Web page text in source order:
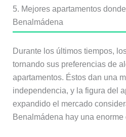
5. Mejores apartamentos
Benalmádena
Durante los últimos tiempos,
tornando sus preferencias de
apartamentos. Éstos dan una
independencia, y la figura del
expandido el mercado
Benalmádena hay una